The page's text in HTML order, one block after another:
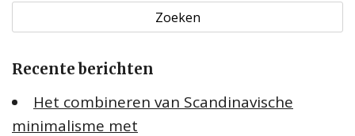
k
n
a
a
Recente berichten
Het combineren van Scandinavische
minimalisme met